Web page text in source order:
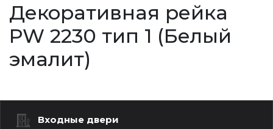
Декоративная рейка
PW 2230 тип 1 (Белый
эмалит)
Входные двери